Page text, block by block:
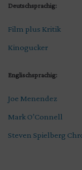
Deutschsprachig:
Film plus Kritik
Kinogucker
Englischsprachig:
Joe Menendez
Mark O’Connell
Steven Spielberg